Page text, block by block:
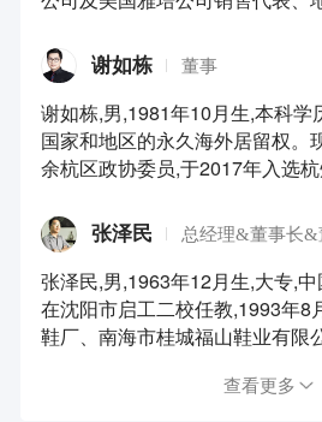
谢如栋 董事
谢如栋,男,1981年10月生,本科学
国家和地区的永久海外居留权。
余杭区政协委员,于2017年入选杭
张泽民 总经理&董事长&
张泽民,男,1963年12月生,大专,
在沈阳市启工二校任教,1993年8
鞋厂、南海市桂城福山鞋业有限
查看更多